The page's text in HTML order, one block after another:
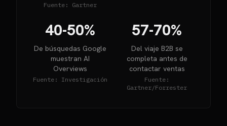
Fuente: Gartner
40-50%
De búsquedas Google
muestran AI
Overviews
Fuente: Investigación
57-70%
Del viaje B2B se
completa antes de
contactar ventas
Fuente:
Gartner/Forrester